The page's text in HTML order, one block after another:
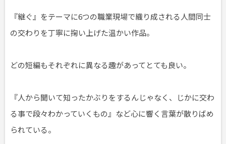
『継ぐ』をテーマに6つの職業現場で織り成される人間同士
の交わりを丁寧に掬い上げた温かい作品。
どの短編もそれぞれに異なる趣があってとても良い。
『人から聞いて知ったかぶりをするんじゃなく、じかに交わ
る事で段々わかっていくもの』など心に響く言葉が散りばめ
られている。